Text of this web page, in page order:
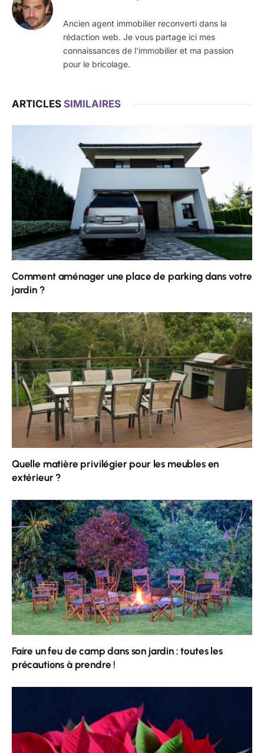
Ancien agent immobilier reconverti dans la
rédaction web. Je vous partage ici mes
connaissances de l'immobilier et ma passion
pour le bricolage.
ARTICLES SIMILAIRES
Comment aménager une place de parking dans votre
jardin ?
Quelle matière privilégier pour les meubles en
extérieur ?
Faire un feu de camp dans son jardin : toutes les
précautions à prendre !